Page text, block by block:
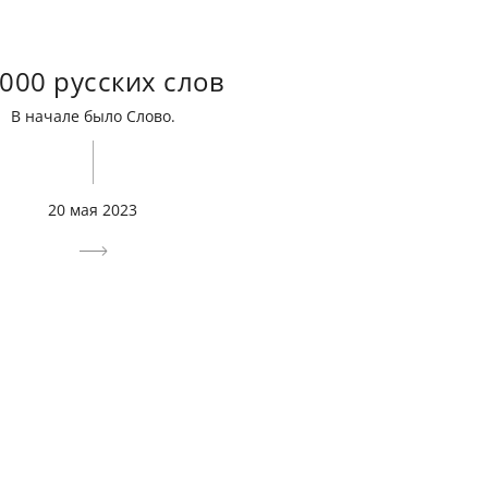
русских слов
В начале было Слово.
20 мая 2023